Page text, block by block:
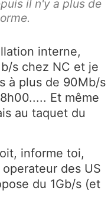
il n'y a plus de
interne,
s chez NC et je
à plus de 90Mb/s
Et même
au taquet du
informe toi,
des US
du 1Gb/s (et